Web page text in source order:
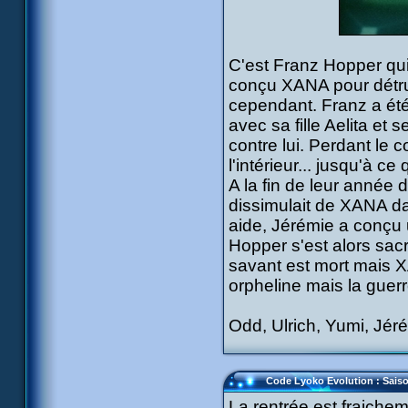
C'est Franz Hopper
conçu XANA pour
cependant. Franz a
avec sa fille Aelita et
contre lui. Perdant le
l'intérieur... jusqu'à ce
A la fin de leur année
dissimulait de XANA
aide, Jérémie a conçu
Hopper s'est alors
savant est mort mais
orpheline mais la
Odd, Ulrich, Yumi,
Code Lyoko Evolution :